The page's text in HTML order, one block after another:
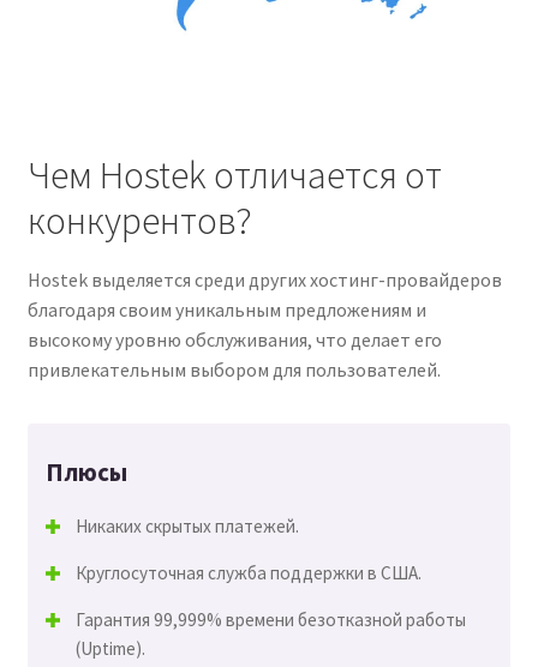
Чем Hostek отличается от
конкурентов?
Hostek выделяется среди других хостинг-провайдеров
благодаря своим уникальным предложениям и
высокому уровню обслуживания, что делает его
привлекательным выбором для пользователей.
Плюсы
Никаких скрытых платежей.
Круглосуточная служба поддержки в США.
Гарантия 99,999% времени безотказной работы
(Uptime).